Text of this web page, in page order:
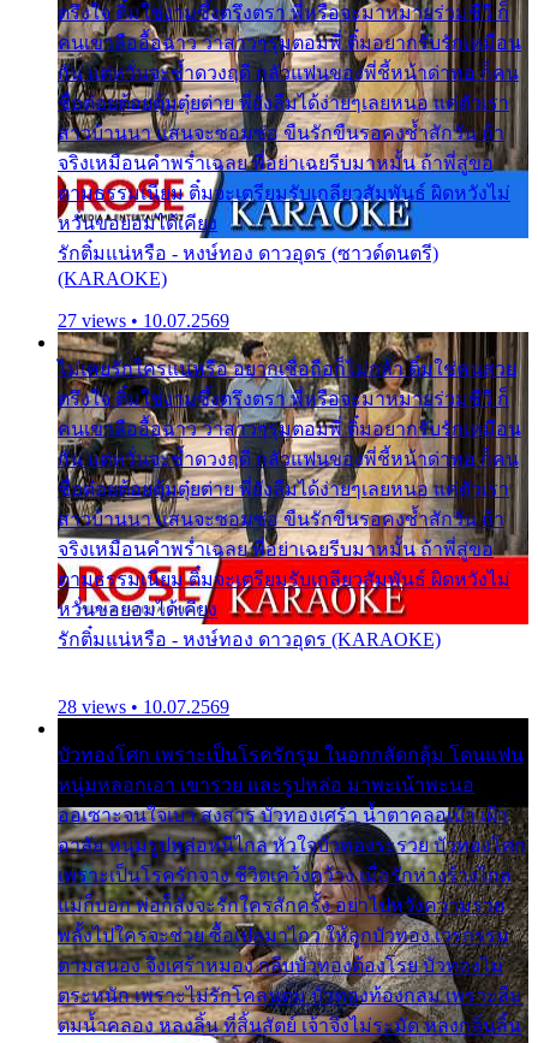
ตรึงใจ ติ๋มใช่งามซึ้งตรึงตรา พี่หรือจะมาหมายร่วมชีวี ก็
คนเขาลืออื้อฉาว ว่าสาวๆรุมตอมพี่ ติ๋มอยากรับรักเหมือน
กัน แต่หวั่นจะช้ำดวงฤดี กลัวแฟนของพี่ชี้หน้าด่าทอ ก็คน
ชื่อต๋อยต้อยตุ้มตุ๋ยต่าย พี่ยังลืมได้ง่ายๆเลยหนอ แค่ตัวเรา
สาวบ้านนา แสนจะซอมซ่อ ขืนรักขืนรอคงช้ำสักวัน ถ้า
จริงเหมือนคำพร่ำเฉลย พี่อย่าเฉยรีบมาหมั้น ถ้าพี่สู่ขอ
ตามธรรมเนียม ติ๋มจะเตรียมรับเกลียวสัมพันธ์ ผิดหวังไม่
หวั่นขอยอมได้เคียง
รักติ๋มแน่หรือ - หงษ์ทอง ดาวอุดร (ซาวด์ดนตรี)
(KARAOKE)
27 views • 10.07.2569
ไม่เคยรักใครแน่หรือ อยากเชื่อถือก็ไม่กล้า ติ๋มใช่คนสวย
ตรึงใจ ติ๋มใช่งามซึ้งตรึงตรา พี่หรือจะมาหมายร่วมชีวี ก็
คนเขาลืออื้อฉาว ว่าสาวๆรุมตอมพี่ ติ๋มอยากรับรักเหมือน
กัน แต่หวั่นจะช้ำดวงฤดี กลัวแฟนของพี่ชี้หน้าด่าทอ ก็คน
ชื่อต๋อยต้อยตุ้มตุ๋ยต่าย พี่ยังลืมได้ง่ายๆเลยหนอ แค่ตัวเรา
สาวบ้านนา แสนจะซอมซ่อ ขืนรักขืนรอคงช้ำสักวัน ถ้า
จริงเหมือนคำพร่ำเฉลย พี่อย่าเฉยรีบมาหมั้น ถ้าพี่สู่ขอ
ตามธรรมเนียม ติ๋มจะเตรียมรับเกลียวสัมพันธ์ ผิดหวังไม่
หวั่นขอยอมได้เคียง
รักติ๋มแน่หรือ - หงษ์ทอง ดาวอุดร (KARAOKE)
28 views • 10.07.2569
บัวทองโศก เพราะเป็นโรครักรุม ในอกกลัดกลุ้ม โดนแฟน
หนุ่มหลอกเอา เขารวย และรูปหล่อ มาพะเน้าพะนอ
ออเซาะจนใจเบา สงสาร บัวทองเศร้า น้ำตาคลอเบ้า เฝ้า
อาลัย หนุ่มรูปหล่อหนีไกล หัวใจบัวทองระรวย บัวทองโศก
เพราะเป็นโรครักจาง ชีวิตเคว้งคว้าง เมื่อรักห่างร้างไกล
แม่ก็บอก พ่อก็สั่งจะรักใครสักครั้ง อย่าไปหวังความรวย
พลั้งไปใครจะช่วย ซื้อเปลมาไกว ให้ลูกบัวทอง เวรกรรม
ตามสนอง จึงเศร้าหมอง กลีบบัวทองต้องโรย บัวทองไม่
ตระหนัก เพราะไม่รักโคลนตม บัวทองท้องกลม เพราะลืม
ตมน้ำคลอง หลงลิ้น ที่สิ้นสัตย์ เจ้าจึงไม่ระมัด หลงกลิ่นลิ้น